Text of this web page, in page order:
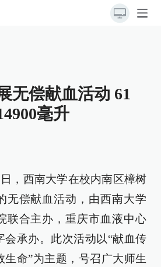
无偿献血活动 61
毫升
，西南大学在校内南区樟树
无偿献血活动，由西南大学
联合主办，重庆市血液中心
会承办。此次活动以“献血传
生命”为主题，号召广大师生